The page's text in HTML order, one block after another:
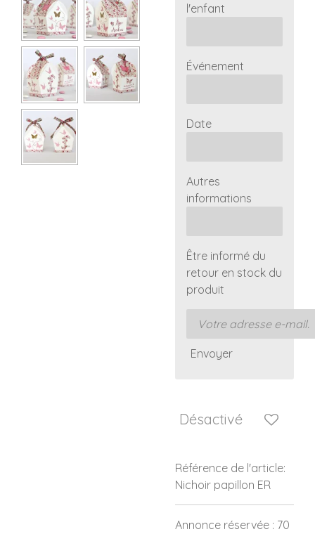
l'enfant
Événement
Date
Autres
informations
Être informé du
retour en stock du
produit
Envoyer
Désactivé
Référence de l'article:
Nichoir papillon ER
Annonce réservée : 70